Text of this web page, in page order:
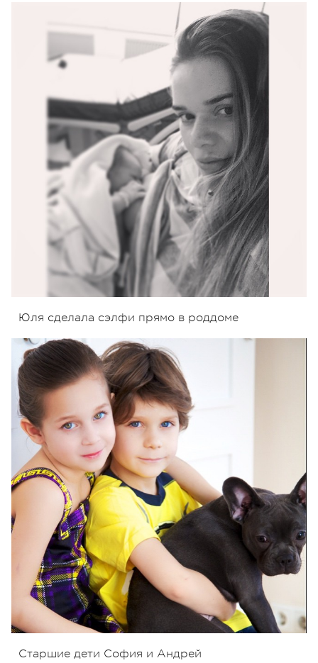
Юля сделала сэлфи прямо в роддоме
Старшие дети София и Андрей